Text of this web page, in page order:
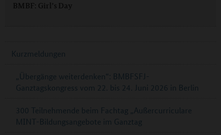
BMBF: Girl’s Day
Kurzmeldungen
„Übergänge weiterdenken“: BMBFSFJ-
Ganztagskongress vom 22. bis 24. Juni 2026 in Berlin
300 Teilnehmende beim Fachtag „Außercurriculare
MINT-Bildungsangebote im Ganztag